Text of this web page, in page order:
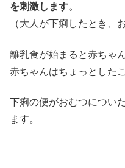
を刺激します。
（大人が下痢したとき、
離乳食が始まると赤ちゃ
赤ちゃんはちょっとした
下痢の便がおむつについ
ます。